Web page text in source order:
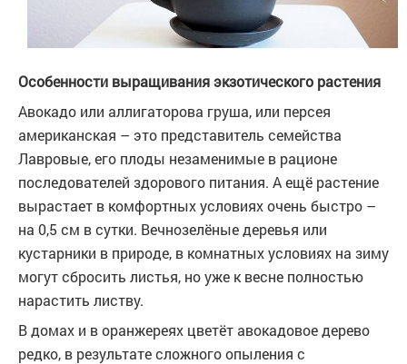
Особенности выращивания экзотического растения
Авокадо или аллигаторова груша, или персея
американская – это представитель семейства
Лавровые, его плоды незаменимые в рационе
последователей здорового питания. А ещё растение
вырастает в комфортных условиях очень быстро –
на 0,5 см в сутки. Вечнозелёные деревья или
кустарники в природе, в комнатных условиях на зиму
могут сбросить листья, но уже к весне полностью
нарастить листву.
В домах и в оранжереях цветёт авокадовое дерево
редко, в результате сложного опыления с